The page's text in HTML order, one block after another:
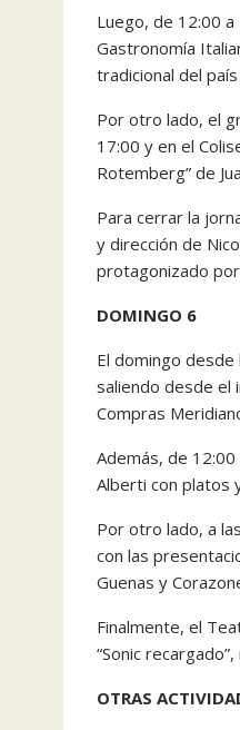
Luego, de 12:00
Gastronomía
tradicional del
Por otro lado, el
17:00 y en el
Rotemberg” de
Para cerrar la
y dirección de
protagonizado por
DOMINGO 6
El domingo
saliendo desde el
Compras
Además, de
Alberti con platos
Por otro lado, a
con las
Guenas y
Finalmente, el
“Sonic
OTRAS